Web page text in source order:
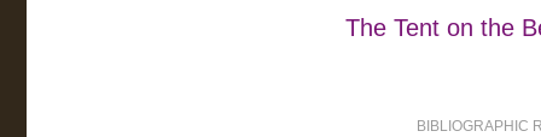
The Tent on the
BIBLIOGRAPHIC